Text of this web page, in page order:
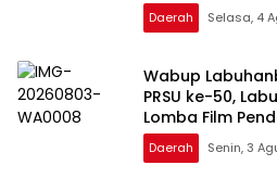
Daerah Selasa, 4
Wabup
PRSU ke-50,
Lomba Film
Daerah Senin, 3